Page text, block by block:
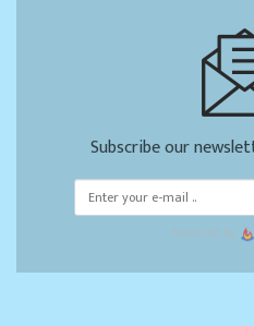
Subscribe our